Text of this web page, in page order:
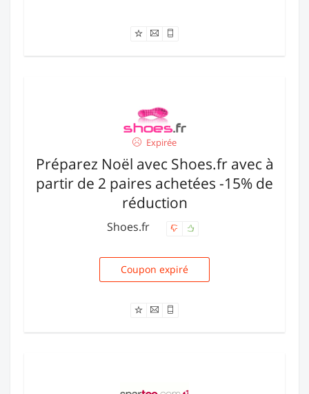
Expirée
Préparez Noël avec Shoes.fr avec à
partir de 2 paires achetées -15% de
réduction
Shoes.fr
OPE15
Coupon expiré